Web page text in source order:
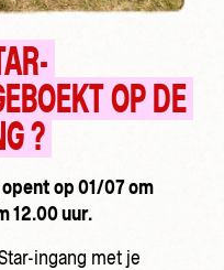
OP DE
?
op 01/07 om
12.00 uur.
ingang met je